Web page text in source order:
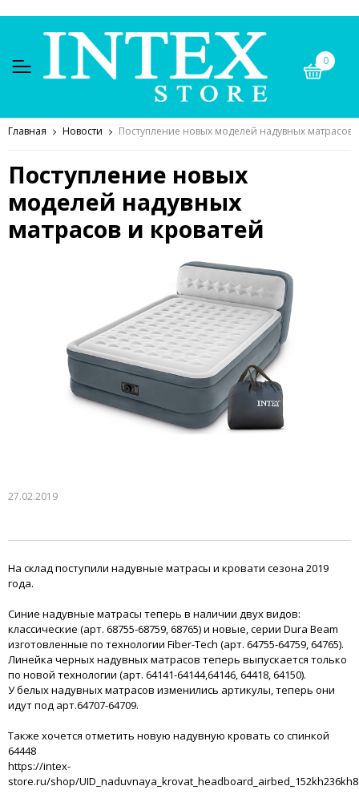
0
Главная Новости Поступление новых моделей надувных матрасов
Поступление новых
моделей надувных
матрасов и кроватей
27.02.2019
На склад поступили надувные матрасы и кровати сезона 2019
года.
Синие надувные матрасы теперь в наличии двух видов:
классические (арт. 68755-68759, 68765) и новые, серии Dura Beam
изготовленные по технологии Fiber-Tech (арт. 64755-64759, 64765).
Линейка черных надувных матрасов теперь выпускается только
по новой технологии (арт. 64141-64144,64146, 64418, 64150).
У белых надувных матрасов изменились артикулы, теперь они
идут под арт.64707-64709.
Также хочется отметить новую надувную кровать со спинкой
64448
https://intex-
store.ru/shop/